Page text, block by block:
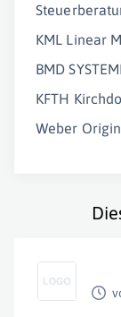
KML Linear
BMD
KFTH
Weber